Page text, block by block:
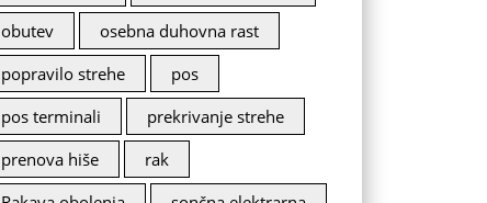
obutev
osebna duhovna rast
popravilo strehe
pos
pos terminali
prekrivanje strehe
prenova hiše
rak